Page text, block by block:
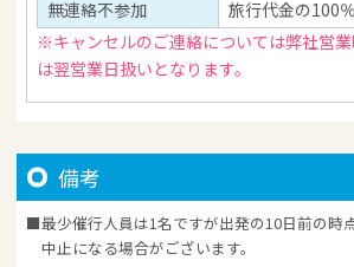
無連絡不参加
旅行代金の100％
※キャンセルのご連絡については弊社営
は翌営業日扱いとなります。
備考
最少催行人員は1名ですが出発の10日前の時
中止になる場合がございます。